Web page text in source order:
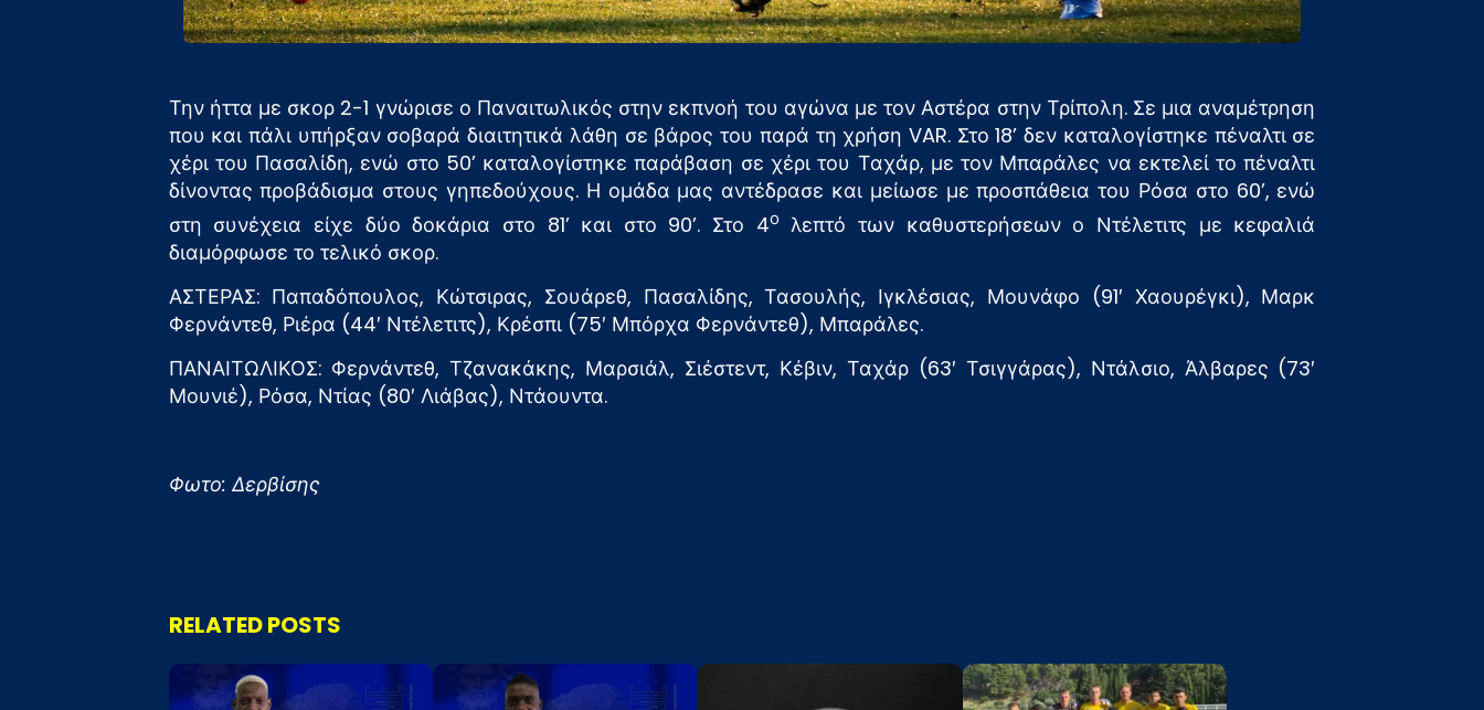
Την ήττα με σκορ 2-1 γνώρισε ο Παναιτωλικός στην εκπνοή του αγώνα με τον Αστέρα στην Τρίπολη. Σε μια αναμέτρηση
που και πάλι υπήρξαν σοβαρά διαιτητικά λάθη σε βάρος του παρά τη χρήση VAR. Στο 18’ δεν καταλογίστηκε πέναλτι σε
χέρι του Πασαλίδη, ενώ στο 50’ καταλογίστηκε παράβαση σε χέρι του Ταχάρ, με τον Μπαράλες να εκτελεί το πέναλτι
δίνοντας προβάδισμα στους γηπεδούχους. Η ομάδα μας αντέδρασε και μείωσε με προσπάθεια του Ρόσα στο 60’, ενώ
στη συνέχεια είχε δύο δοκάρια στο 81’ και στο 90’. Στο 4ολεπτό των καθυστερήσεων ο Ντέλετιτς με κεφαλιά
διαμόρφωσε το τελικό σκορ.
ΑΣΤΕΡΑΣ: Παπαδόπουλος, Κώτσιρας, Σουάρεθ, Πασαλίδης, Τασουλής, Ιγκλέσιας, Μουνάφο (91′ Χαουρέγκι), Μαρκ
Φερνάντεθ, Ριέρα (44′ Ντέλετιτς), Κρέσπι (75′ Μπόρχα Φερνάντεθ), Μπαράλες.
ΠΑΝΑΙΤΩΛΙΚΟΣ: Φερνάντεθ, Τζανακάκης, Μαρσιάλ, Σιέστεντ, Κέβιν, Ταχάρ (63′ Τσιγγάρας), Ντάλσιο, Άλβαρες (73′
Μουνιέ), Ρόσα, Ντίας (80′ Λιάβας), Ντάουντα.
Φωτο: Δερβίσης
RELATED POSTS